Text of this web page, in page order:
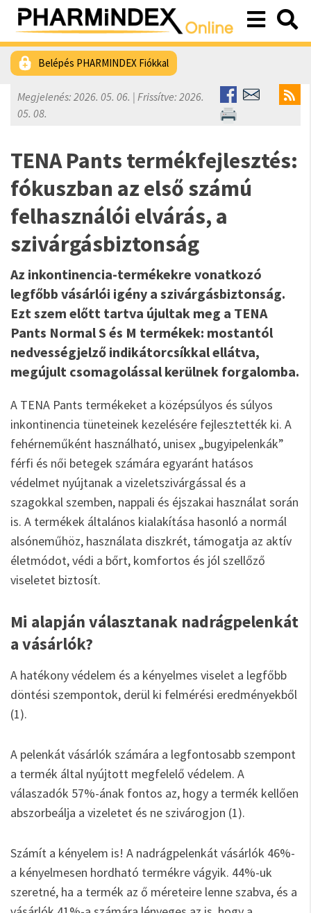
Belépés PHARMINDEX Fiókkal
Megjelenés: 2026. 05. 06. | Frissítve: 2026.
05. 08.
TENA Pants termékfejlesztés:
fókuszban az első számú
felhasználói elvárás, a
szivárgásbiztonság
Az inkontinencia-termékekre vonatkozó
legfőbb vásárlói igény a szivárgásbiztonság.
Ezt szem előtt tartva újultak meg a TENA
Pants Normal S és M termékek: mostantól
nedvességjelző indikátorcsíkkal ellátva,
megújult csomagolással kerülnek forgalomba.
A TENA Pants termékeket a középsúlyos és súlyos
inkontinencia tüneteinek kezelésére fejlesztették ki. A
fehérneműként használható, unisex „bugyipelenkák”
férfi és női betegek számára egyaránt hatásos
védelmet nyújtanak a vizeletszivárgással és a
szagokkal szemben, nappali és éjszakai használat során
is. A termékek általános kialakítása hasonló a normál
alsóneműhöz, használata diszkrét, támogatja az aktív
életmódot, védi a bőrt, komfortos és jól szellőző
viseletet biztosít.
Mi alapján választanak nadrágpelenkát
a vásárlók?
A hatékony védelem és a kényelmes viselet a legfőbb
döntési szempontok, derül ki felmérési eredményekből
(1).
A pelenkát vásárlók számára a legfontosabb szempont
a termék által nyújtott megfelelő védelem. A
válaszadók 57%-ának fontos az, hogy a termék kellően
abszorbeálja a vizeletet és ne szivárogjon (1).
Számít a kényelem is! A nadrágpelenkát vásárlók 46%-
a kényelmesen hordható termékre vágyik. 44%-uk
szeretné, ha a termék az ő méreteire lenne szabva, és a